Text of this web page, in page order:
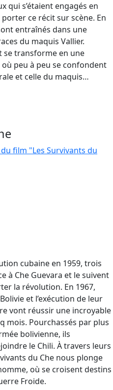
qui s’étaient engagés en
ce récit sur scène. En
entraînés dans une
du maquis Vallier.
se transforme en une
peu à peu se confondent
et celle du maquis…
du film "Les Survivants du
cubaine en 1959, trois
à Che Guevara et le suivent
la révolution. En 1967,
et l’exécution de leur
vont réussir une incroyable
mois. Pourchassés par plus
bolivienne, ils
le Chili. À travers leurs
du Che nous plonge
où se croisent destins
Froide.